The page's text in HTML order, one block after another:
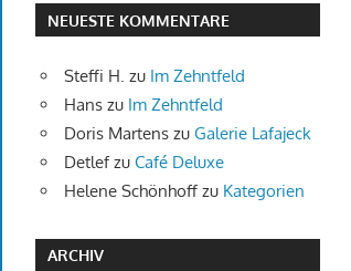
NEUESTE KOMMENTARE
Steffi H. zu Im Zehntfeld
Hanszu Im Zehntfeld
Doris Martenszu Galerie Lafajeck
Detlefzu Café Deluxe
Helene Schönhoffzu Kategorien
ARCHIV